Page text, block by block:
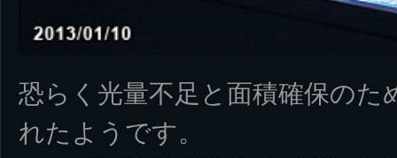
恐らく光量不足と面積確保のた
れたようです。